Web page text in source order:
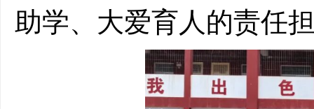
助学、大爱育人的责任